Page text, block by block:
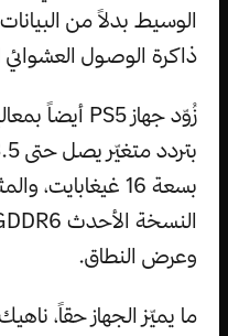
الوسيط بدلاً من
ذاكرة الوصول العشوائي RAM.
بسعة 16
وعرض النطاق.
ما يميّز الجهاز حقاً،